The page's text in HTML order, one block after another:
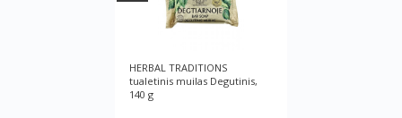
HERBAL TRADITIONS
tualetinis muilas Degutinis,
140 g